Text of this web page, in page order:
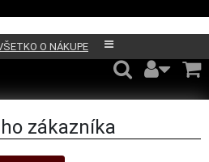
O NÁKUPE
zákazníka